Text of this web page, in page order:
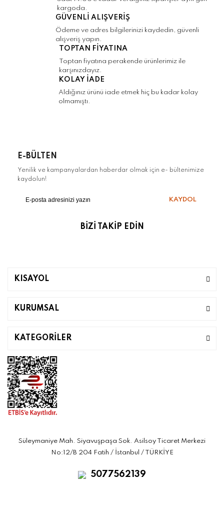
Gönder
kargoda.
GÜVENLİ ALIŞVERİŞ
Ödeme ve adres bilgilerinizi kaydedin, güvenli
alışveriş yapın.
TOPTAN FİYATINA
Toptan fiyatına perakende ürünlerimiz ile
karşınızdayız.
KOLAY İADE
Aldığınız ürünü iade etmek hiç bu kadar kolay
olmamıştı.
E-BÜLTEN
Yenilik ve kampanyalardan haberdar olmak için e- bültenimize
kaydolun!
KAYDOL
BİZİ TAKİP EDİN
KISAYOL
KURUMSAL
KATEGORİLER
Süleymaniye Mah. Siyavuşpaşa Sok. Asilsoy Ticaret Merkezi
No:12/B 204 Fatih / İstanbul / TÜRKİYE
5077562139